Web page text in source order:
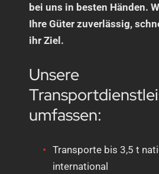
bei uns in besten Händen.
Ihre Güter zuverlässig,
ihr Ziel.
Unsere
umfassen:
Transporte bis 3,5 t
international